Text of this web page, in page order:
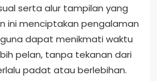
serta alur tampilan yang
ini menciptakan pengalaman
dapat menikmati waktu
pelan, tanpa tekanan dari
padat atau berlebihan.